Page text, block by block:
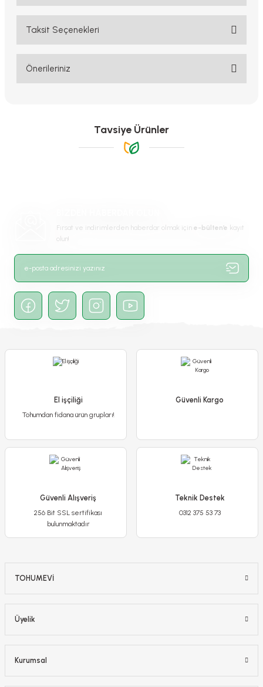
Bu ürüne ilk yorumu siz yapın!
Taksit Seçenekleri
Önerileriniz
Görüş ve önerileriniz için teşekkür ederiz.
Ürün resmi kalitesiz, bozuk veya görüntülenemiyor.
Gönder
Tavsiye Ürünler
500,00 TL
Buz mezem çiçeği Fidesi - Mesembryanthemum cordifolium
Fırsat ve indirimlerden haberdar olmak için e-bülten’e kayıt
olun!
El işçiliği
Tohumdan fidana ürün grupları!
Güvenli Kargo
Güvenli Alışveriş
256 Bit SSL sertifikası
bulunmaktadır
Teknik Destek
0312 375 53 73
TOHUMEVİ
Üyelik
Kurumsal